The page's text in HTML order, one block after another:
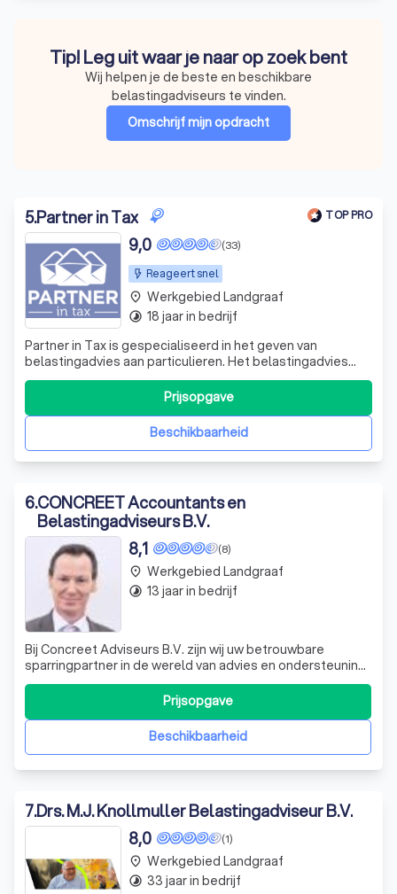
Tip! Leg uit waar je naar op zoek bent
Wij helpen je de beste en beschikbare
belastingadviseurs te vinden.
Omschrijf mijn opdracht
5.Partner in Tax TOP PRO
Reageert snel
(33)
9,0
Partner in Tax is gespecialiseerd in het geven van
belastingadvies aan particulieren. Het belastingadvies
bestaat onder andere uit het invullen van aangiften
inkomstenbelasting, het aanvragen van toeslagen en het
schrijven van bezwaarschriften. Bij de advisering wordt
uiteraard niet alleen naar de h
Beschikbaarheid
Prijsopgave
place Werkgebied Landgraaf
timelapse 18 jaar in bedrijf
6.CONCREET Accountants en
Belastingadviseurs B.V.
(8)
8,1
Bij Concreet Adviseurs B.V. zijn wij uw betrouwbare
sparringpartner in de wereld van advies en ondersteuning.
Als een kleinschalige organisatie met een breed scala aan
expertise, combineren wij kwaliteit en ervaring met een
persoonlijke benadering. Wij richten ons op MKB-
ondernemingen, familiebedrijBeschikbaarheid
Prijsopgave
place Werkgebied Landgraaf
timelapse 13 jaar in bedrijf
7.Drs. M.J. Knollmuller Belastingadviseur B.V.
(1)
8,0
place Werkgebied Landgraaf
timelapse 33 jaar in bedrijf